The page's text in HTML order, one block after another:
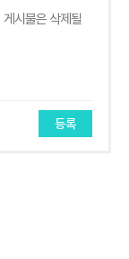
등록